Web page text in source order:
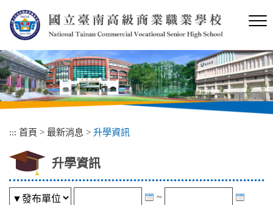
內
容
區
塊
::: 首頁 > 最新消息 > 升學資訊
升學資訊
~